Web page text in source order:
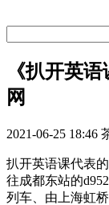
《扒开英
网
2021-06-25 18:46
扒开英语课代表的
往成都东站的d952
列车、由上海